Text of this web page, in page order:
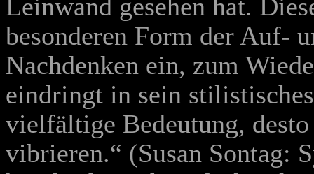
Leinwand gesehen hat.
besonderen Form der Auf-
Nachdenken ein, zum
eindringt in sein
vielfältige Bedeutung,
vibrieren.“ (Susan Sontag: